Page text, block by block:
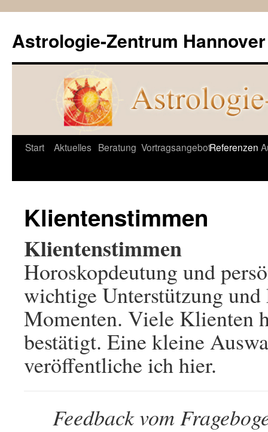
Astrologie-Zentrum Hannover
Springe
Start Aktuelles Beratung VortragsangebotReferenzen
Klientenstimmen
Klientenstimmen
Horoskopdeutung und
wichtige Unterstützung
Momenten. Viele Klienten
bestätigt. Eine kleine
veröffentliche ich hier.
Feedback vom